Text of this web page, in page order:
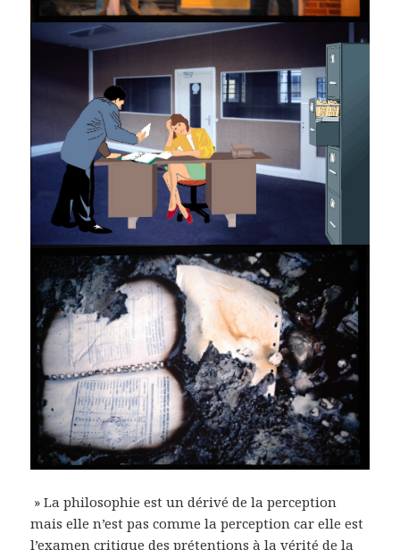
» La philosophie est un dérivé de la perception
mais elle n’est pas comme la perception car elle est
l’examen critique des prétentions à la vérité de la